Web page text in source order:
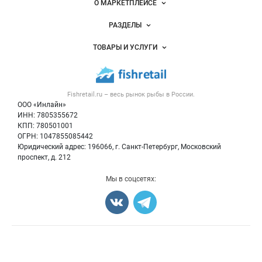
Важные разделы и контакты
Fishretail.ru – весь рынок рыбы в России.
ООО «Инлайн»
ИНН: 7805355672
КПП: 780501001
ОГРН: 1047855085442
Юридический адрес: 196066, г. Санкт-Петербург, Московский
проспект, д. 212
Навигация по сайтуО МАРКЕТПЛЕЙСЕ
Новости Fishretail.ru
Размещение рекламы
Публичная оферта
Контактная информация
Политика обработки персональных данных
РАЗДЕЛЫ
Объявления
Новости рынка
Блог
ТОВАРЫ И УСЛУГИ
Рыба
Икра
Мы в соцсетях: